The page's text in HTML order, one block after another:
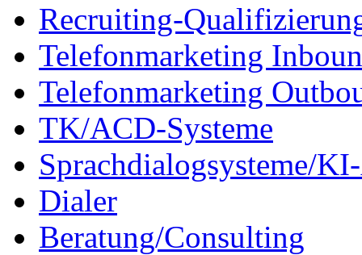
Recruiting-
Telefonmarketing
Telefonmarketing
TK/ACD-Systeme
Sprachdialogsysteme/
Dialer
Beratung/Consulting